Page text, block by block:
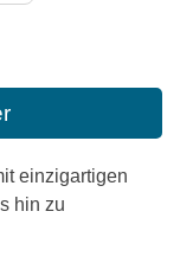
einzigartigen
hin zu